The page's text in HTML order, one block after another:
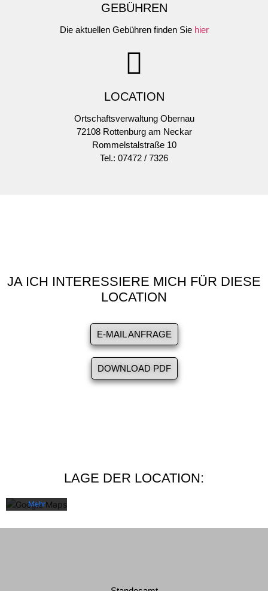
GEBÜHREN
Die aktuellen Gebühren finden Sie hier
LOCATION
Ortschaftsverwaltung Obernau
72108 Rottenburg am Neckar
Rommelstalstraße 10
Tel.: 07472 / 7326
JA ICH INTERESSIERE MICH FÜR DIESE
LOCATION
E-MAIL ANFRAGE
DOWNLOAD PDF
LAGE DER LOCATION:
Mehr